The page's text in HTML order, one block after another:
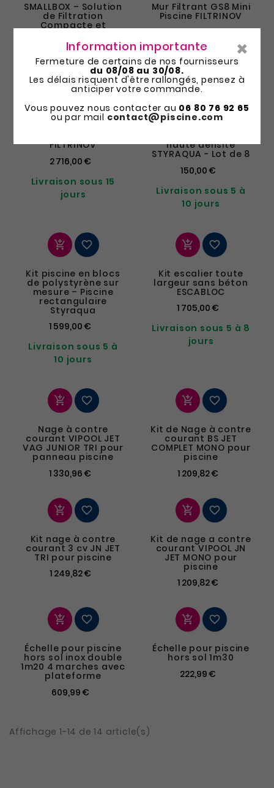
SMALLBOX – Solution
de Filtration
Compacte et
Piscine
3 689,99 €
Mur Filtrant GS8 Mini
Piscine FILTRINOV
Livraison sous 15
jours
 
FILTRINOV
2 716,00 €
Livraison sous 15
jours
 
haute densité
STYRAQUA - Lot de 8
150,00 €
Livraison sous 5 à
10 jours
 
Kit piscine en blocs
de polystyrène sur
mesure – Piscine
rectangulaire
Styraqua
1 599,00 €
Livraison sous 5 à
10 jours
 
Kit escalier toute
largeur sans béton
ESCABLOC
1 705,00 €
Livraison sous 5 à 8
jours
 
Nage à contre
courant VIPOOL JET
VAG JUNIOR TRI pour
panneau piscine
1 330,96 €
 
Kit de Nage à contre
courant BS JET
COMPLET MONO pour
piscine
1 209,82 €
 
Kit nage à contre
courant 3 cv JN JET
TRI pour piscine
1 249,82 €
 
Kit de nage a contre
courant VIPOOL JN
JET MONO pour
piscine
1 209,82 €
 
Échelle pour piscine
hors sol inox double
1m20 4 marches avec
plateforme
609,99 €
 
Échelle pour piscine
hors sol 1m30
222,99 €
Affichage 1-14 de 14 article(s)
×
Information importante
Fermeture de certains de nos fournisseurs
du 08/08 au 30/08.
Les délais risquent d'être rallongés, pensez à
anticiper votre commande.
Vous pouvez nous contacter au 06 80 76 92 65
ou par mail contact@piscine.com